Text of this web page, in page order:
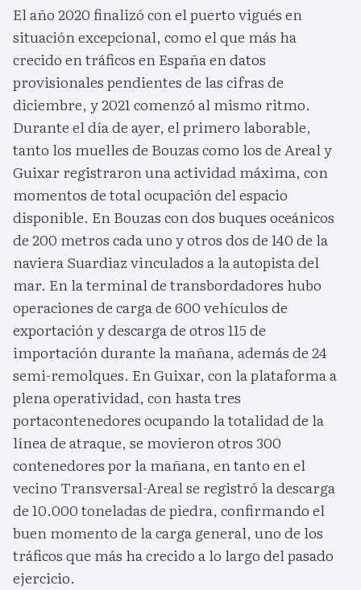
El año 2020 finalizó con el puerto vigués en
situación excepcional, como el que más ha
crecido en tráficos en España en datos
provisionales pendientes de las cifras de
diciembre, y 2021 comenzó al mismo ritmo.
Durante el día de ayer, el primero laborable,
tanto los muelles de Bouzas como los de Areal y
Guixar registraron una actividad máxima, con
momentos de total ocupación del espacio
disponible. En Bouzas con dos buques oceánicos
de 200 metros cada uno y otros dos de 140 de la
naviera Suardiaz vinculados a la autopista del
mar. En la terminal de transbordadores hubo
operaciones de carga de 600 vehículos de
exportación y descarga de otros 115 de
importación durante la mañana, además de 24
semi-remolques. En Guixar, con la plataforma a
plena operatividad, con hasta tres
portacontenedores ocupando la totalidad de la
línea de atraque, se movieron otros 300
contenedores por la mañana, en tanto en el
vecino Transversal-Areal se registró la descarga
de 10.000 toneladas de piedra, confirmando el
buen momento de la carga general, uno de los
tráficos que más ha crecido a lo largo del pasado
ejercicio.